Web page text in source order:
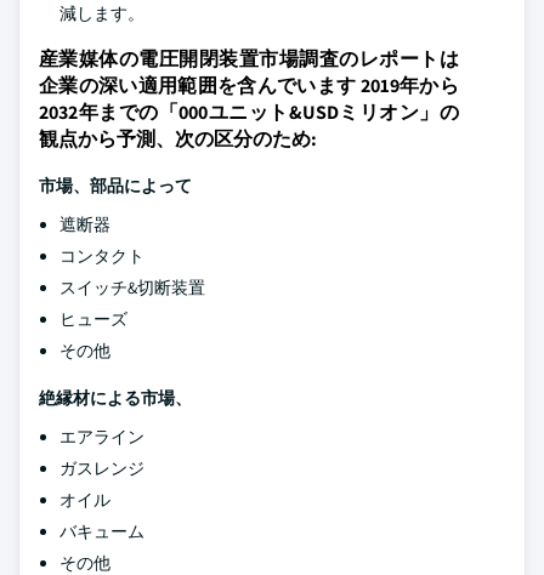
減します。
産業媒体の電圧開閉装置市場調査のレポートは
企業の深い適用範囲を含んでいます 2019年から
2032年までの「000ユニット&USDミリオン」の
観点から予測、次の区分のため:
市場、部品によって
遮断器
コンタクト
スイッチ&切断装置
ヒューズ
その他
絶縁材による市場、
エアライン
ガスレンジ
オイル
バキューム
その他